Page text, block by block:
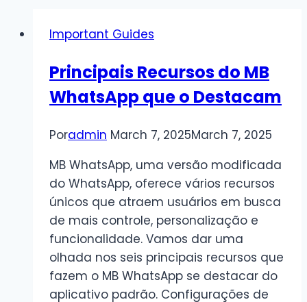
Important Guides
Principais Recursos do MB
WhatsApp que o Destacam
Poradmin March 7, 2025March 7, 2025
MB WhatsApp, uma versão modificada
do WhatsApp, oferece vários recursos
únicos que atraem usuários em busca
de mais controle, personalização e
funcionalidade. Vamos dar uma
olhada nos seis principais recursos que
fazem o MB WhatsApp se destacar do
aplicativo padrão. Configurações de